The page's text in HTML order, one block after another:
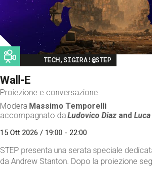
Image
TECH,SIGIRA!@STEP
Wall-E
Proiezione e conversazione
Modera Massimo Temporelli
accompagnato da Ludovico Diaz and
15 Ott 2026 / 19:00 - 22:00
STEP presenta una serata speciale
da Andrew Stanton. Dopo la proiezione